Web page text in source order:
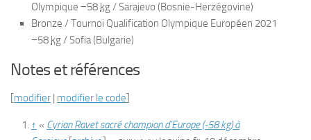
Olympique −58 kg/ Sarajevo (Bosnie-Herzégovine)
Bronze / Tournoi Qualification Olympique Européen 2021
−58 kg/ Sofia (Bulgarie)
Notes et références
[modifier | modifier le code]
↑ « Cyrian Ravet sacré champion d’Europe (-58 kg) à